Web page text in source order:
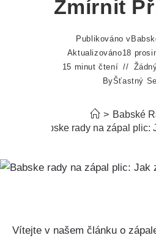
Zmírnit
Publikováno v
Aktualizováno18
15 minut čtení
ByŠťastný
> Babské
Babske rady na zápal plic:
Vítejte v ⁢našem ⁣článku o